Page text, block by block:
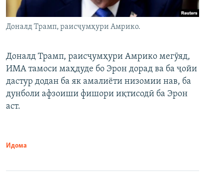
Доналд Трамп, раисҷумҳури Амрико.
Доналд Трамп, раисҷумҳури Амрико мегӯяд,
ИМА тамоси маҳдуде бо Эрон дорад ва ба ҷойи
дастур додан ба як амалиёти низомии нав, ба
дунболи афзоиши фишори иқтисодӣ ба Эрон
аст.
Идома